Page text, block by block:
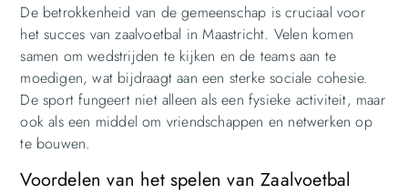
De betrokkenheid van de gemeenschap is cruciaal voor
het succes van zaalvoetbal in Maastricht. Velen komen
samen om wedstrijden te kijken en de teams aan te
moedigen, wat bijdraagt aan een sterke sociale cohesie.
De sport fungeert niet alleen als een fysieke activiteit, maar
ook als een middel om vriendschappen en netwerken op
te bouwen.
Voordelen van het spelen van Zaalvoetbal